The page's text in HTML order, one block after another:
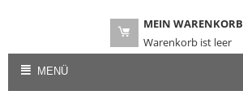
MEIN WARENKORB
Warenkorb ist leer
MENÜ